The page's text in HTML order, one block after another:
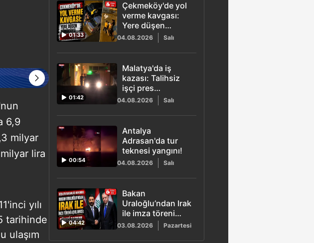
6,9
milyar
lira
yılı
tarihinde
ulaşım
01:33
Çekmeköy'de yol
verme kavgası:
Yere düşen
sürücüyü
darbettiler
04.08.2026 Salı
01:42
Malatya'da iş
kazası: Talihsiz
işçi pres
makinesine
04.08.2026 Salı
00:54
Antalya
Adrasan'da tur
teknesi yangını!
04.08.2026 Salı
04:42
Bakan
Uraloğlu’ndan Irak
ile imza töreni
açıklaması: Süreci
Başkan Erdoğan
03.08.2026 Pazartesi